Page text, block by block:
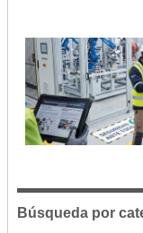
Búsqueda por